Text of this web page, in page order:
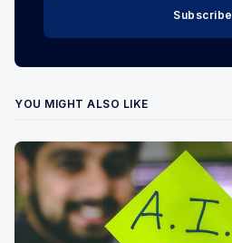
Subscribe
YOU MIGHT ALSO LIKE